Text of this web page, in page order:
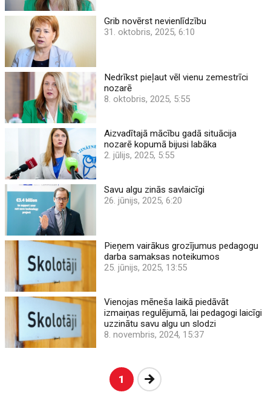
Grib novērst nevienlīdzību
31. oktobris, 2025, 6:10
Nedrīkst pieļaut vēl vienu zemestrīci
nozarē
8. oktobris, 2025, 5:55
Aizvadītajā mācību gadā situācija
nozarē kopumā bijusi labāka
2. jūlijs, 2025, 5:55
Savu algu zinās savlaicīgi
26. jūnijs, 2025, 6:20
Pieņem vairākus grozījumus pedagogu
darba samaksas noteikumos
25. jūnijs, 2025, 13:55
Vienojas mēneša laikā piedāvāt
izmaiņas regulējumā, lai pedagogi laicīgi
uzzinātu savu algu un slodzi
8. novembris, 2024, 15:37
1 Nākošā